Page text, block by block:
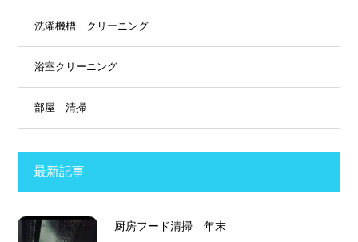
洗濯機槽 クリーニング
浴室クリーニング
部屋 清掃
最新記事
厨房フード清掃 年末